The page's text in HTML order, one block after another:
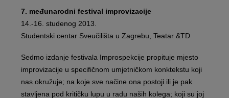
7. međunarodni festival improvizacije
14.-16. studenog 2013.
Studentski centar Sveučilišta u Zagrebu, Teatar &TD
Sedmo izdanje festivala Improspekcije propituje mjesto
improvizacije u specifičnom umjetničkom konktekstu koji
nas okružuje; na koje sve načine ona postoji ili je pak
stavljena pod kritičku lupu u radu naših kolega; koji su joj